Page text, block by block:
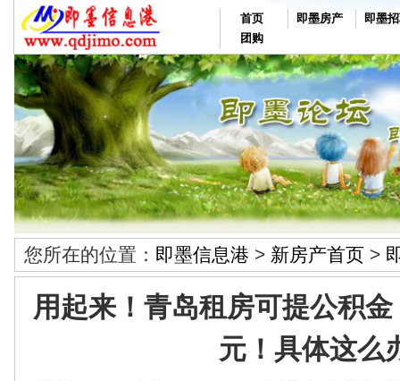
首页 即墨房产
即墨
团购
您所在的位置： 即墨信息港 > 新房产首页 >
用起来！青岛租房可提公积
元！具体这么